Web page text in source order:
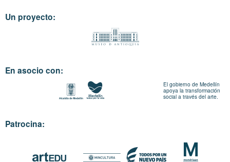
Un proyecto:
En asocio con:
El gobierno de Medellín
apoya la transformación
social a través del arte.
Patrocina: